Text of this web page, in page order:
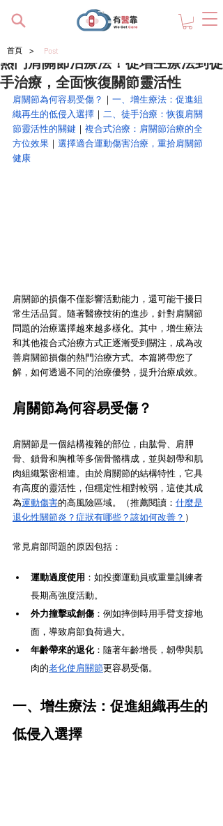
熱門肩關節治療法！從增生療法到徒
手治療，全面恢復關節靈活性
肩關節為何容易受傷？ ｜ 一、增生療法：促進組
織再生的低侵入選擇 ｜ 二、徒手治療：恢復肩關
節靈活性的關鍵 ｜ 複合式治療： 肩關節治療的全
方位效果 ｜ 選擇適合運動傷害治療，重拾肩關節
健康
肩關節的損傷不僅影響活動能力，還可能干擾日
常生活品質。隨著醫療技術的進步，針對肩關節
問題的治療選擇越來越多樣化。其中，增生療法
和其他複合式治療方式正逐漸受到關注，成為改
善肩關節損傷的熱門治療方式。本篇將帶您了
解，如何透過不同的治療優勢，提升治療成效。
肩關節為何容易受傷？
肩關節是一個結構複雜的部位，由肱骨、肩胛
骨、鎖骨和胸椎等多個骨骼構成，並與韌帶和肌
肉組織緊密相連。由於肩關節的結構特性，它具
有高度的靈活性，但穩定性相對較弱，這使其成
為運動傷害的高風險區域。（推薦閱讀： 什麼是
退化性關節炎？症狀有哪些？該如何改善？ ）
常見肩部問題的原因包括：
運動過度使用 ：如投擲運動員或重量訓練者
長期高強度活動。
外力撞擊或創傷 ：例如摔倒時用手臂支撐地
面，導致肩部負荷過大。
年齡帶來的退化：隨著年齡增長，韌帶與肌
肉的老化使肩關節更容易受傷。
一、增生療法：促進組織再生的
低侵入選擇
首頁 > Post